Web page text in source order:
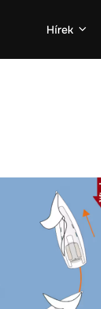
Hírek